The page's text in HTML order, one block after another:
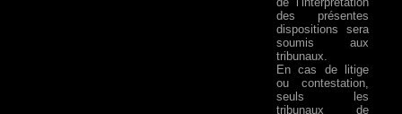
des présentes
dispositions sera
soumis aux
tribunaux.
En cas de litige
ou contestation,
seuls les
tribunaux de